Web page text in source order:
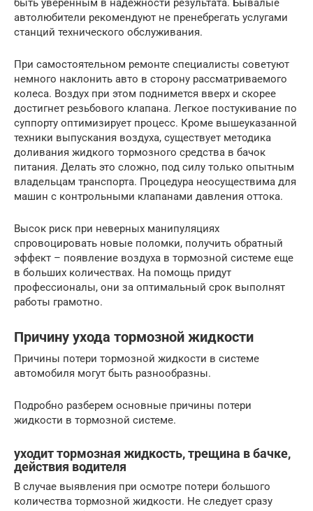
быть уверенным в надежности результата. Бывалые
автолюбители рекомендуют не пренебрегать услугами
станций технического обслуживания.
При самостоятельном ремонте специалисты советуют
немного наклонить авто в сторону рассматриваемого
колеса. Воздух при этом поднимется вверх и скорее
достигнет резьбового клапана. Легкое постукивание по
суппорту оптимизирует процесс. Кроме вышеуказанной
техники выпускания воздуха, существует методика
доливания жидкого тормозного средства в бачок
питания. Делать это сложно, под силу только опытным
владельцам транспорта. Процедура неосуществима для
машин с контрольными клапанами давления оттока.
Высок риск при неверных манипуляциях
спровоцировать новые поломки, получить обратный
эффект – появление воздуха в тормозной системе еще
в больших количествах. На помощь придут
профессионалы, они за оптимальный срок выполнят
работы грамотно.
Причину ухода тормозной жидкости
Причины потери тормозной жидкости в системе
автомобиля могут быть разнообразны.
Подробно разберем основные причины потери
жидкости в тормозной системе.
уходит тормозная жидкость, трещина в бачке,
действия водителя
В случае выявления при осмотре потери большого
количества тормозной жидкости. Не следует сразу